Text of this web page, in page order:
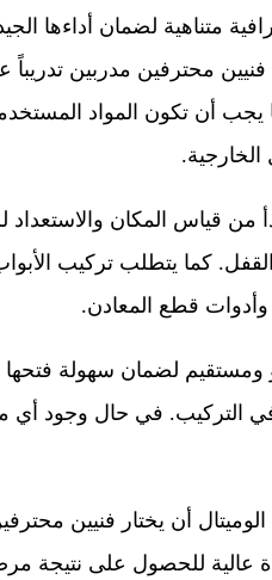
متناهية لضمان أداءها
محترفين مدربين تدريباً
يجب أن تكون المواد
الخارجية.
من قياس المكان والاستعداد
كما يتطلب تركيب
قطع المعادن.
لضمان سهولة فتحها
التركيب. في حال وجود
أن يختار فنيين
للحصول على نتيجة